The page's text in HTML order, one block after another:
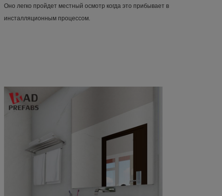
Оно легко пройдет местный осмотр когда это прибывает в
инсталляционным процессом.